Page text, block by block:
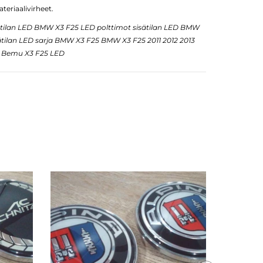
LED BMW X3 F25 LED polttimot sisätilan LED BMW
LED sarja BMW X3 F25 BMW X3 F25 2011 2012 2013
Bemu X3 F25 LED